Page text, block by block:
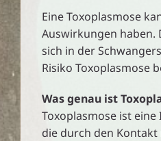
Eine Toxoplasmose
Auswirkungen haben.
sich in der
Risiko Toxoplasmose
Was genau ist
Toxoplasmose ist
die durch den